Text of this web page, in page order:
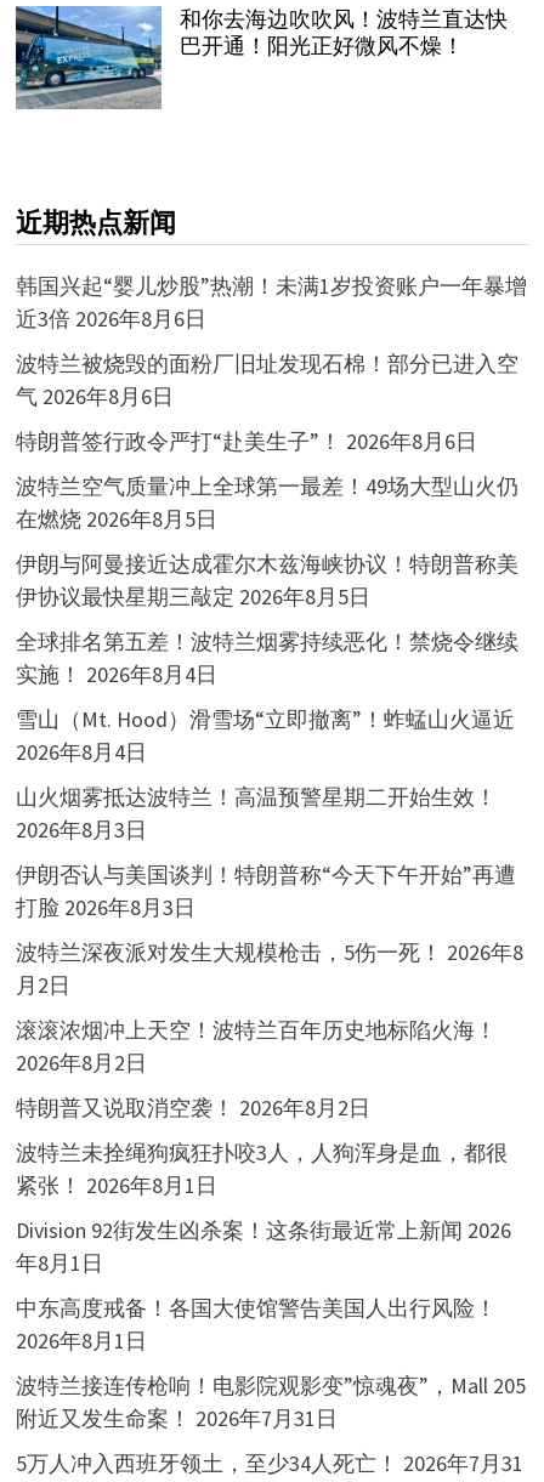
和你去海边吹吹风！波特兰直达快
巴开通！阳光正好微风不燥！
近期热点新闻
韩国兴起“婴儿炒股”热潮！未满1岁投资账户一年暴增
近3倍 2026年8月6日
波特兰被烧毁的面粉厂旧址发现石棉！部分已进入空
气 2026年8月6日
特朗普签行政令严打“赴美生子”！ 2026年8月6日
波特兰空气质量冲上全球第一最差！49场大型山火仍
在燃烧 2026年8月5日
伊朗与阿曼接近达成霍尔木兹海峡协议！特朗普称美
伊协议最快星期三敲定 2026年8月5日
全球排名第五差！波特兰烟雾持续恶化！禁烧令继续
实施！ 2026年8月4日
雪山（Mt. Hood）滑雪场“立即撤离”！蚱蜢山火逼近
2026年8月4日
山火烟雾抵达波特兰！高温预警星期二开始生效！
2026年8月3日
伊朗否认与美国谈判！特朗普称“今天下午开始”再遭
打脸 2026年8月3日
波特兰深夜派对发生大规模枪击，5伤一死！ 2026年8
月2日
滚滚浓烟冲上天空！波特兰百年历史地标陷火海！
2026年8月2日
特朗普又说取消空袭！ 2026年8月2日
波特兰未拴绳狗疯狂扑咬3人，人狗浑身是血，都很
紧张！ 2026年8月1日
Division 92街发生凶杀案！这条街最近常上新闻 2026
年8月1日
中东高度戒备！各国大使馆警告美国人出行风险！
2026年8月1日
波特兰接连传枪响！电影院观影变”惊魂夜”，Mall 205
附近又发生命案！ 2026年7月31日
5万人冲入西班牙领土，至少34人死亡！ 2026年7月31